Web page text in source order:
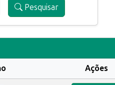
Pesquisar
Ações